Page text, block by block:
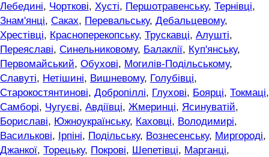
Лебедині, Чорткові, Хусті, Першотравенську, Тернівці,
Знам'янці, Саках, Перевальську, Дебальцевому,
Хрестівці, Красноперекопську, Трускавці, Алушті,
Переяславі, Синельниковому, Балаклії, Куп'янську,
Первомайський, Обухові, Могилів-Подільському,
Славуті, Нетішині, Вишневому, Голубівці,
Старокостянтинові, Добропіллі, Глухові, Боярці, Токмаці,
Самборі, Чугуєві, Авдіївці, Жмеринці, Ясинуватій,
Бориславі, Южноукраїнську, Каховці, Володимирі,
Василькові, Ірпіні, Подільську, Вознесенську, Миргороді,
Джанкої, Торецьку, Покрові, Шепетівці, Марганці,